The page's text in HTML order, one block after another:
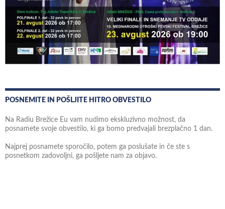
POSNEMITE IN POŠLJITE HITRO OBVESTILO
Na Radiu Brežice Eu vam nudimo ekskluzivno možnost, da
posnamete svoje obvestilo, ki ga bomo predvajali brezplačno 1 dan.
Najprej posnamete sporočilo, potem ga poslušate in če ste s
posnetkom zadovoljni, ga pošljete nam za objavo.